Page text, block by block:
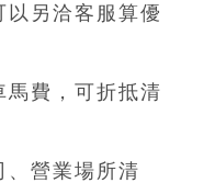
另洽客服算優
費，可折抵清
營業場所清